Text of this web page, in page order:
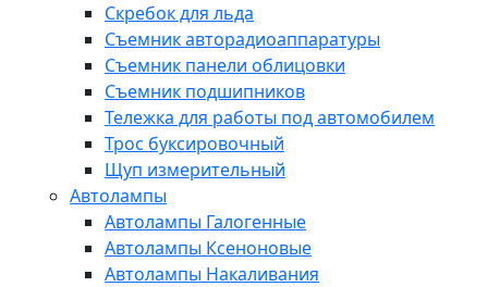
Скребок для льда
Съемник авторадиоаппаратуры
Съемник панели облицовки
Съемник подшипников
Тележка для работы под автомобилем
Трос буксировочный
Щуп измерительный
Автолампы
Автолампы Галогенные
Автолампы Ксеноновые
Автолампы Накаливания